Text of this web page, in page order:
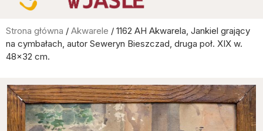
Strona główna / Akwarele / 1162 AH Akwarela, Jankiel grający
na cymbałach, autor Seweryn Bieszczad, druga poł. XIX w.
48×32 cm.